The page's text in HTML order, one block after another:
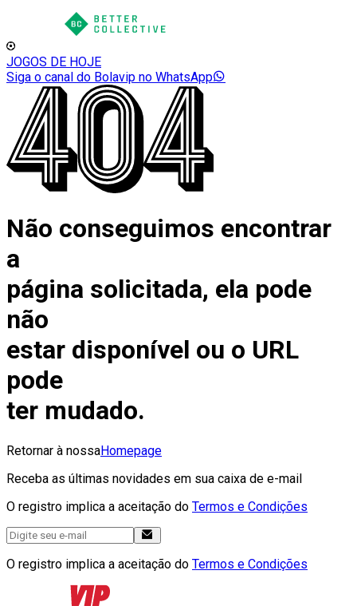
JOGOS DE HOJE
Siga o canal do Bolavip no WhatsApp
Não conseguimos encontrar
a
página solicitada, ela pode
não
estar disponível ou o URL
pode
ter mudado.
Retornar à nossaHomepage
Receba as últimas novidades em sua caixa de e-mail
O registro implica a aceitação do Termos e Condições
O registro implica a aceitação do Termos e Condições